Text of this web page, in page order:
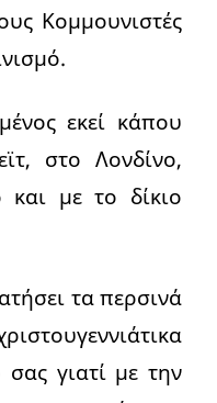
Κομμουνιστές
εκεί κάπου
στο Λονδίνο,
και με το δίκιο
τα περσινά
σας γιατί με την